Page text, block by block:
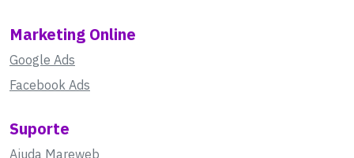
Marketing Online
Google Ads
Facebook Ads
Suporte
Ajuda Mareweb